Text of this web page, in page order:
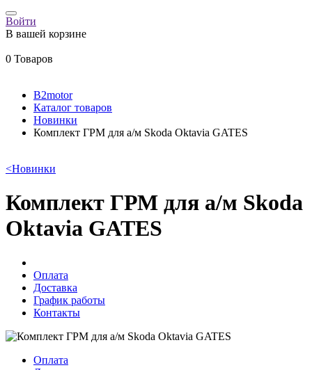
Войти
В вашей корзине
0 Товаров
B2motor
Каталог товаров
Новинки
Комплект ГРМ для а/м Skoda Oktavia GATES
<Новинки
Комплект ГРМ для а/м Skoda
Oktavia GATES
Оплата
Доставка
График работы
Контакты
Оплата